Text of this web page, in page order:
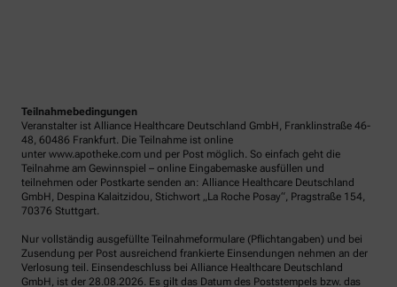
Teilnahmebedingungen
Veranstalter ist Alliance Healthcare Deutschland GmbH, Franklinstraße 46-
48, 60486 Frankfurt. Die Teilnahme ist online
unter www.apotheke.com und per Post möglich. So einfach geht die
Teilnahme am Gewinnspiel – online Eingabemaske ausfüllen und
teilnehmen oder Postkarte senden an: Alliance Healthcare Deutschland
GmbH, Despina Kalaitzidou, Stichwort „La Roche Posay“, Pragstraße 154,
70376 Stuttgart.
Nur vollständig ausgefüllte Teilnahmeformulare (Pflichtangaben) und bei
Zusendung per Post ausreichend frankierte Einsendungen nehmen an der
Verlosung teil. Einsendeschluss bei Alliance Healthcare Deutschland
GmbH, ist der 28.08.2026. Es gilt das Datum des Poststempels bzw. das